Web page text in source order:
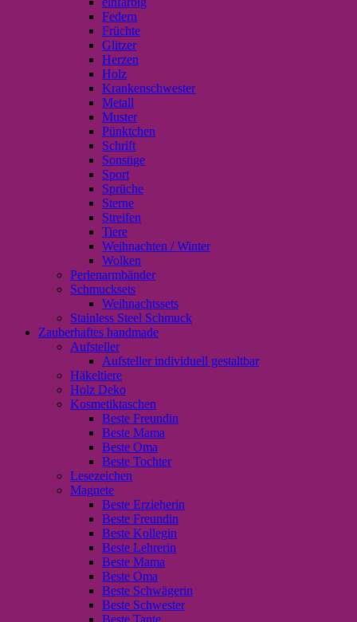
Federn
Früchte
Glitzer
Herzen
Holz
Krankenschwester
Metall
Muster
Pünktchen
Schrift
Sonstige
Sport
Sprüche
Sterne
Streifen
Tiere
Weihnachten / Winter
Wolken
Perlenarmbänder
Schmucksets
Weihnachtssets
Stainless Steel Schmuck
Zauberhaftes handmade
Aufsteller
Aufsteller individuell gestaltbar
Häkeltiere
Holz Deko
Kosmetiktaschen
Beste Freundin
Beste Mama
Beste Oma
Beste Tochter
Lesezeichen
Magnete
Beste Erzieherin
Beste Freundin
Beste Kollegin
Beste Lehrerin
Beste Mama
Beste Oma
Beste Schwägerin
Beste Schwester
Beste Tante